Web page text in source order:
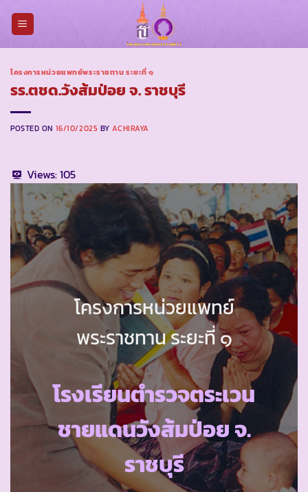
โครงการหน่วยแพทย์พระราชทาน ระยะที่ ๑
รร.ตชด.วังส้มป่อย จ. ราชบุรี
POSTED ON 16/10/2025 BYACHIRAYA
Views:105
โครงการหน่วยแพทย์
พระราชทาน ระยะที่ ๑
โรงเรียนตำรวจตระเวน
ชายแดนวังส้มป่อย จ.
ราชบุรี